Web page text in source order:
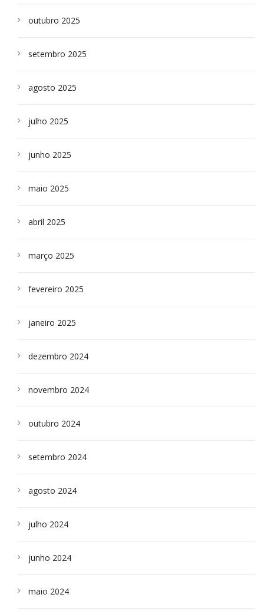
outubro 2025
setembro 2025
agosto 2025
julho 2025
junho 2025
maio 2025
abril 2025
março 2025
fevereiro 2025
janeiro 2025
dezembro 2024
novembro 2024
outubro 2024
setembro 2024
agosto 2024
julho 2024
junho 2024
maio 2024